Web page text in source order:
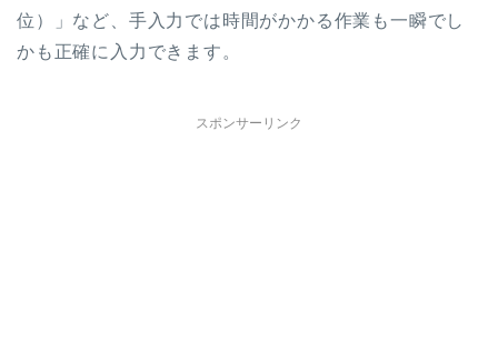
位）」など、手入力では時間がかかる作業も一瞬でし
かも正確に入力できます。
スポンサーリンク